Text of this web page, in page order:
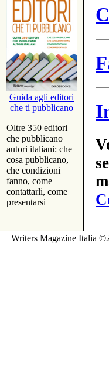
Guida agli editori
che ti pubblicano
Oltre 350 editori
che pubblicano
autori italiani: che
cosa pubblicano,
che condizioni
fanno, come
contattarli, come
presentarsi
Writers Magazine Italia